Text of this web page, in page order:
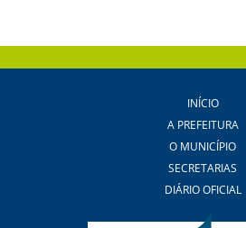
INÍCIO
A PREFEITURA
O MUNICÍPIO
SECRETARIAS
DIÁRIO OFICIAL